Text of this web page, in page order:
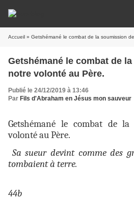
Accueil » Getshémané le combat de la soumission
Getshémané le combat de
notre volonté au Père.
Publié le 24/12/2019 à 13:46
Par Fils d'Abraham en Jésus mon sauveur
Getshémané le combat de
volonté au Père.
Sa sueur devint comme des
tombaient à terre.
Luc
44b